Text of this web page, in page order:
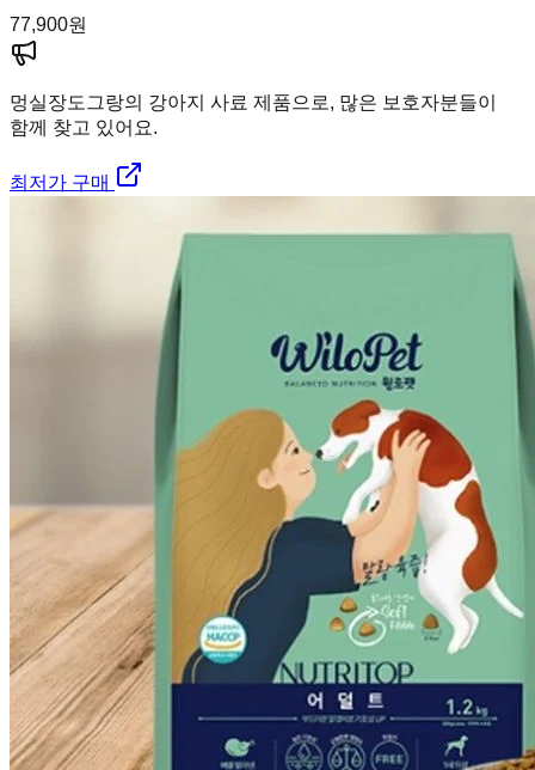
77,900원
멍실장도그랑의 강아지 사료 제품으로, 많은 보호자분들이
함께 찾고 있어요.
최저가 구매